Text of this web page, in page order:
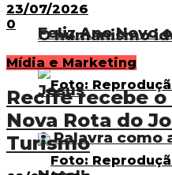
Feliz Ano Novo
A Palavra como
O humanismo
Jesus
23/07/2026
0
Mídia e Marketing
Recife recebe
Nova Rota do
Turismo